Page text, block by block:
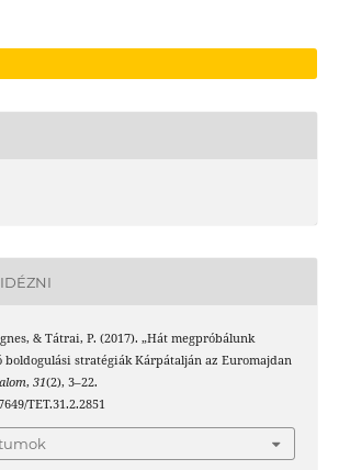
& Tátrai, P. (2017). „Hát megpróbálunk
boldogulási stratégiák Kárpátalján az Euromajdan
, 31(2), 3–22.
TET.31.2.2851